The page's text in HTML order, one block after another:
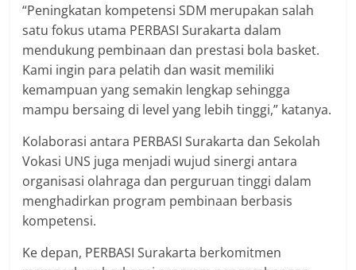
“Peningkatan kompetensi SDM merupakan salah
satu fokus utama PERBASI Surakarta dalam
mendukung pembinaan dan prestasi bola basket.
Kami ingin para pelatih dan wasit memiliki
kemampuan yang semakin lengkap sehingga
mampu bersaing di level yang lebih tinggi,” katanya.
Kolaborasi antara PERBASI Surakarta dan Sekolah
Vokasi UNS juga menjadi wujud sinergi antara
organisasi olahraga dan perguruan tinggi dalam
menghadirkan program pembinaan berbasis
kompetensi.
Ke depan, PERBASI Surakarta berkomitmen